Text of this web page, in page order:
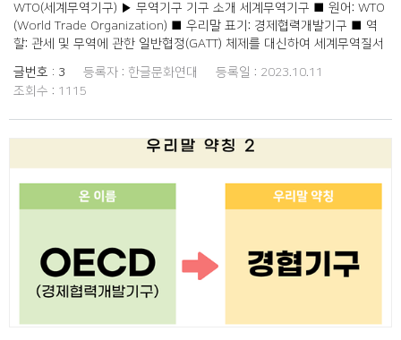
High Commissioner for Refugees 난민기구 27 유엔교육과학문화기
구 UNESCO United Nations Educational, Scientific and Cultural
Organization 유네스코, 유엔교육문화 28 유엔인구기금 UNFPA United
United Nations Office for Project Services 조달기구 30 유엔군축연
구소 UNIDIR United Nations Institute for Disarmament Research
유엔군축연 31 유엔산림포럼 UNFF United Nations Forum on
Reconstruction Agency 한국재건단 33 유엔 마약범죄사무국(사무소)
UNODC United Nations Office on Drugs and Crime 마약범죄국 34
유엔훈련연구기구 UNITAR United Nations Institute for Training and
Research 유엔훈련 35 유엔 팔레스타인난민구호기구 UNRWA United
Statistics Commission 유엔통계위 37 유엔협회세계연맹 WFUNA
World Federation of United Nations Associations 유엔협련 38 유
엔사막화방지협약 UNCCD United Nations Convention to Combat
WTO(세계무역기구) ▶ 무역기구 기구 소개 세계무역기구 ■ 원어: WTO
(World Trade Organization) ■ 우리말 표기: 경제협력개발기구 ■ 역
할: 관세 및 무역에 관한 일반협정(GATT) 체제를 대신하여 세계무역질서
두산백과
글번호 : 3 등록자 : 한글문화연대 등록일 : 2023.10.11
조회수 : 1115